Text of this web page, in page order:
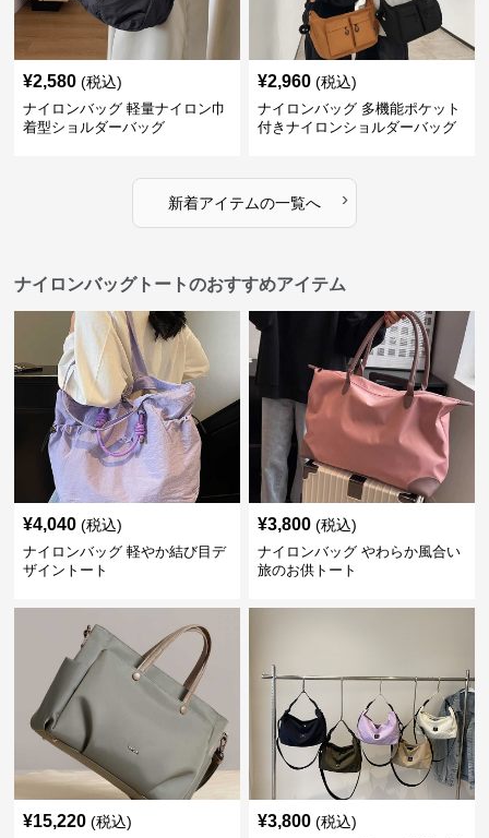
¥2,580 (税込)
ナイロンバッグ 軽量ナイロン巾
着型ショルダーバッグ
¥2,960 (税込)
ナイロンバッグ 多機能ポケット
付きナイロンショルダーバッグ
新着アイテムの一覧へ ›
ナイロンバッグトートのおすすめアイテム
¥4,040 (税込)
ナイロンバッグ 軽やか結び目デ
ザイントート
¥3,800 (税込)
ナイロンバッグ やわらか風合い
旅のお供トート
¥15,220 (税込) ¥3,800 (税込)